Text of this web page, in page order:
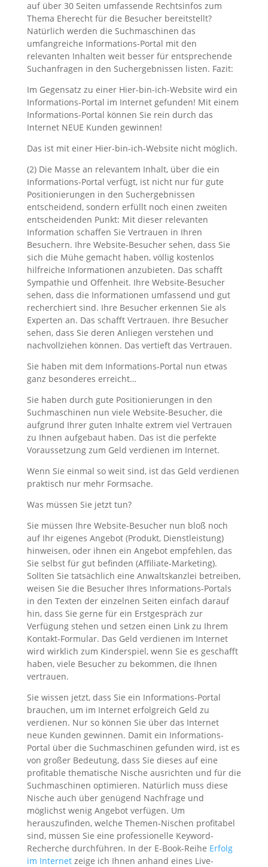
auf über 30 Seiten umfassende Rechtsinfos zum
Thema Eherecht für die Besucher bereitstellt?
Natürlich werden die Suchmaschinen das
umfangreiche Informations-Portal mit den
relevanten Inhalten weit besser für entsprechende
Suchanfragen in den Suchergebnissen listen. Fazit:
Im Gegensatz zu einer Hier-bin-ich-Website wird ein
Informations-Portal im Internet gefunden! Mit einem
Informations-Portal können Sie rein durch das
Internet NEUE Kunden gewinnen!
Das ist mit einer Hier-bin-ich-Website nicht möglich.
(2) Die Masse an relevantem Inhalt, über die ein
Informations-Portal verfügt, ist nicht nur für gute
Positionierungen in den Suchergebnissen
entscheidend, sondern erfüllt noch einen zweiten
entscheidenden Punkt: Mit dieser relevanten
Information schaffen Sie Vertrauen in Ihren
Besuchern. Ihre Website-Besucher sehen, dass Sie
sich die Mühe gemacht haben, völlig kostenlos
hilfreiche Informationen anzubieten. Das schafft
Sympathie und Offenheit. Ihre Website-Besucher
sehen, dass die Informationen umfassend und gut
recherchiert sind. Ihre Besucher erkennen Sie als
Experten an. Das schafft Vertrauen. Ihre Besucher
sehen, dass Sie deren Anliegen verstehen und
nachvollziehen können. Das vertieft das Vertrauen.
Sie haben mit dem Informations-Portal nun etwas
ganz besonderes erreicht…
Sie haben durch gute Positionierungen in den
Suchmaschinen nun viele Website-Besucher, die
aufgrund Ihrer guten Inhalte extrem viel Vertrauen
zu Ihnen aufgebaut haben. Das ist die perfekte
Voraussetzung zum Geld verdienen im Internet.
Wenn Sie einmal so weit sind, ist das Geld verdienen
praktisch nur mehr Formsache.
Was müssen Sie jetzt tun?
Sie müssen Ihre Website-Besucher nun bloß noch
auf Ihr eigenes Angebot (Produkt, Dienstleistung)
hinweisen, oder ihnen ein Angebot empfehlen, das
Sie selbst für gut befinden (Affiliate-Marketing).
Sollten Sie tatsächlich eine Anwaltskanzlei betreiben,
weisen Sie die Besucher Ihres Informations-Portals
in den Texten der einzelnen Seiten einfach darauf
hin, dass Sie gerne für ein Erstgespräch zur
Verfügung stehen und setzen einen Link zu Ihrem
Kontakt-Formular. Das Geld verdienen im Internet
wird wirklich zum Kinderspiel, wenn Sie es geschafft
haben, viele Besucher zu bekommen, die Ihnen
vertrauen.
Sie wissen jetzt, dass Sie ein Informations-Portal
brauchen, um im Internet erfolgreich Geld zu
verdienen. Nur so können Sie über das Internet
neue Kunden gewinnen. Damit ein Informations-
Portal über die Suchmaschinen gefunden wird, ist es
von großer Bedeutung, dass Sie dieses auf eine
profitable thematische Nische ausrichten und für die
Suchmaschinen optimieren. Natürlich muss diese
Nische auch über genügend Nachfrage und
möglichst wenig Angebot verfügen. Um
herauszufinden, welche Themen-Nischen profitabel
sind, müssen Sie eine professionelle Keyword-
Recherche durchführen. In der E-Book-Reihe Erfolg
im Internetzeige ich Ihnen anhand eines Live-